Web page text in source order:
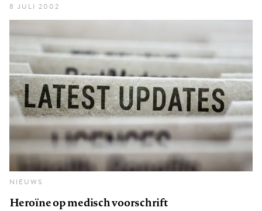
8 JULI 2002
NIEUWS
Heroïne op medisch voorschrift